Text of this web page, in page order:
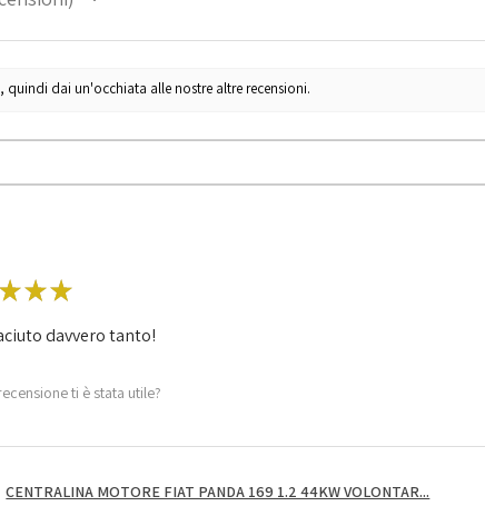
dai un'occhiata alle nostre altre recensioni.
★★★
davvero tanto!
ti è stata utile?
CENTRALINA MOTORE FIAT PANDA 169 1.2 44KW VOLONTAR...